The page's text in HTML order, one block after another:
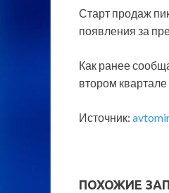
Старт продаж
появления за
Как ранее
втором
Источник:
ПОХОЖИЕ